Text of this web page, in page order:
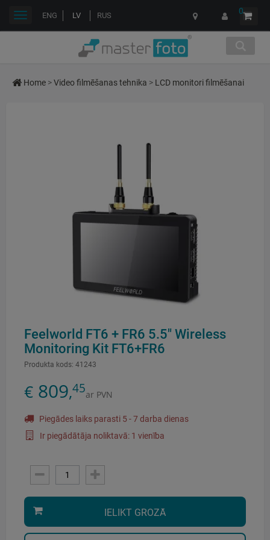
ENG LV RUS 0
Toggle
Home >Video filmēšanas tehnika > LCD monitori filmēšanai
Feelworld FT6 + FR6 5.5" Wireless
Monitoring Kit FT6+FR6
Produkta kods: 41243
€ 809,45ar PVN
Piegādes laiks parasti 5 - 7 darba dienas
Ir piegādātāja noliktavā: 1 vienība
IELIKT GROZĀ